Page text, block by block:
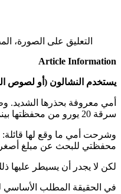
التعليق على الصورة،
Article Information
يستخدم النشالون (أو لصوص
أمي معروفة بحذرها الشديد.
سرقة 20 يورو من محفظتها بينما كانت تحمل الزهور بكلتا يديها وتنظر مباشرة إليها.
وشرحت أمي ما وقع لها قائلة:
محفظتي للبحث عن مبلغ أصغر.
لكن لا يجدر أن يسيطر عليها
في الحقيقة المطلب الأساسي